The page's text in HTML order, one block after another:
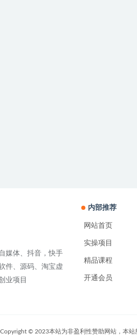
媒体、抖音，快手
件、源码、淘宝虚
业项目
内部推荐
网站首页
实操项目
精品课程
开通会员
Copyright © 2023本站为非盈利性赞助网站，本站